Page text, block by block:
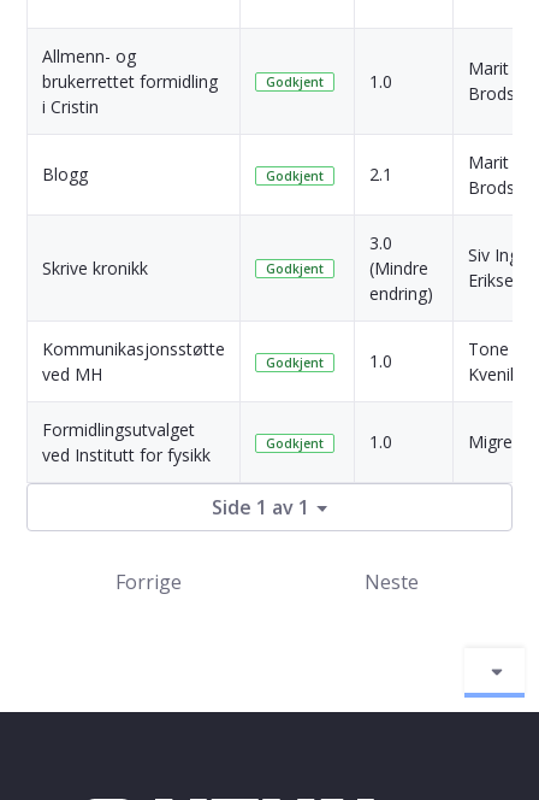
Allmenn- og
brukerrettet formidling
i Cristin
Godkjent 1.0
Marit
Blogg Godkjent 2.1
Marit
Skrive kronikk Godkjent
3.0
(Mindre
endring)
Siv Ingrid
Eriksen
Kommunikasjonsstøtte
ved MH
Godkjent 1.0
Tone
Kvenild
Formidlingsutvalget
ved Institutt for fysikk
Godkjent 1.0 Migrert
Side 1 av 1
Forrige Neste